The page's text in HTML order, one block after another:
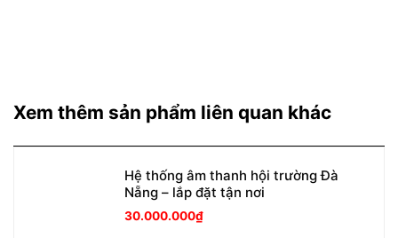
Xem thêm sản phẩm liên quan khác
Hệ thống âm thanh hội trường Đà
Nẵng – lắp đặt tận nơi
30.000.000₫